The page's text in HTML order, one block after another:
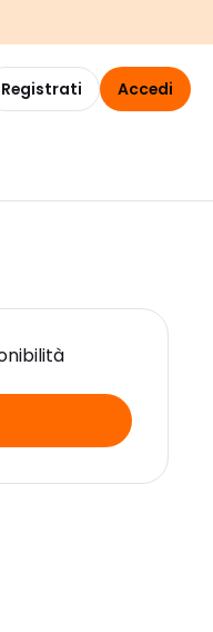
Registrati Accedi